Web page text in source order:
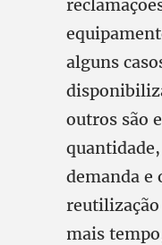
alguns
outros são
demanda e
mais